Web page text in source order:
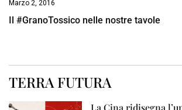
Marzo 2, 2016
Il #GranoTossico nelle nostre tavole
TERRA FUTURA